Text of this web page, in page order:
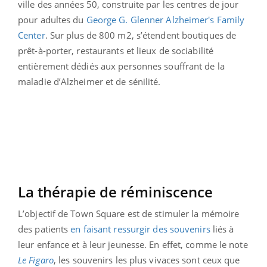
ville des années 50, construite par les centres de jour
pour adultes du George G. Glenner Alzheimer's Family
Center. Sur plus de 800 m2, s’étendent boutiques de
prêt-à-porter, restaurants et lieux de sociabilité
entièrement dédiés aux personnes souffrant de la
maladie d’Alzheimer et de sénilité.
La thérapie de réminiscence
L’objectif de Town Square est de stimuler la mémoire
des patientsen faisant ressurgir des souvenirsliés à
leur enfance et à leur jeunesse. En effet, comme le note
Le Figaro, les souvenirs les plus vivaces sont ceux que